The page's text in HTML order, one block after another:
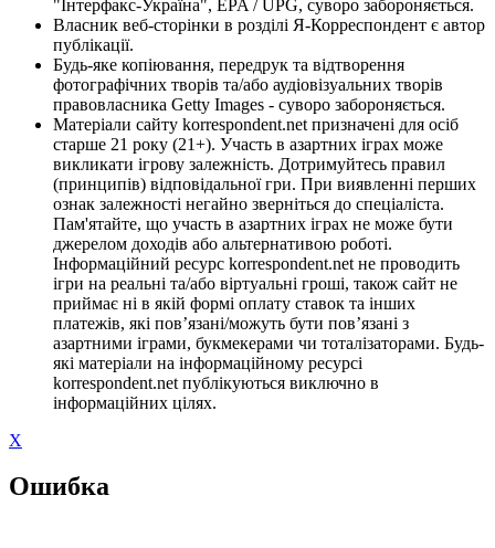
"Інтерфакс-Україна", EPA / UPG, суворо забороняється.
Власник веб-сторінки в розділі Я-Корреспондент є автор
публікації.
Будь-яке копіювання, передрук та відтворення
фотографічних творів та/або аудіовізуальних творів
правовласника Getty Images - суворо забороняється.
Матеріали сайту korrespondent.net призначені для осіб
старше 21 року (21+). Участь в азартних іграх може
викликати ігрову залежність. Дотримуйтесь правил
(принципів) відповідальної гри. При виявленні перших
ознак залежності негайно зверніться до спеціаліста.
Пам'ятайте, що участь в азартних іграх не може бути
джерелом доходів або альтернативою роботі.
Інформаційний ресурс korrespondent.net не проводить
ігри на реальні та/або віртуальні гроші, також сайт не
приймає ні в якій формі оплату ставок та інших
платежів, які пов’язані/можуть бути пов’язані з
азартними іграми, букмекерами чи тоталізаторами. Будь-
які матеріали на інформаційному ресурсі
korrespondent.net публікуються виключно в
інформаційних цілях.
X
Ошибка